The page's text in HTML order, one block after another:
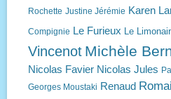
Rochette Justine Jérémie Karen
Compignie Le Furieux Le
Vincenot Michèle
Nicolas Favier Nicolas Jules
Georges Moustaki Renaud